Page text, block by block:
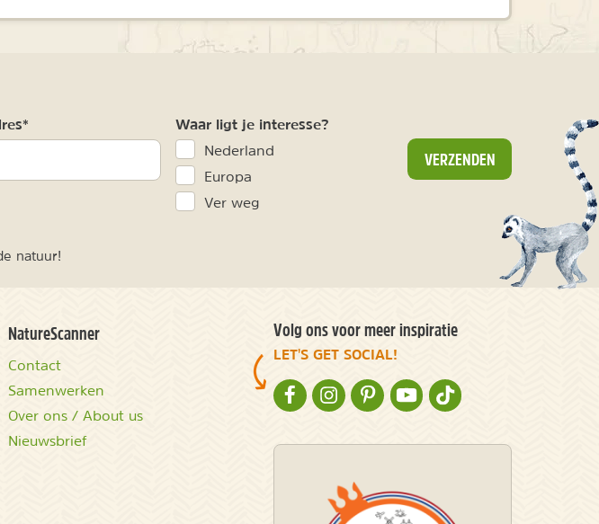
Waar ligt je interesse?
Nederland
Europa
Ver weg
VERZENDEN
natuur!
NatureScanner
Contact
Samenwerken
Over ons / About us
Nieuwsbrief
Volg ons voor meer inspiratie
LET'S GET SOCIAL!
NATURESCANNER OP FACEBOOK
NATURESCANNER OP INSTAGRAM
NATURESCANNER OP PINTEREST
NATURESCANNER OP YOUTUBE
NATURESCANNER OP